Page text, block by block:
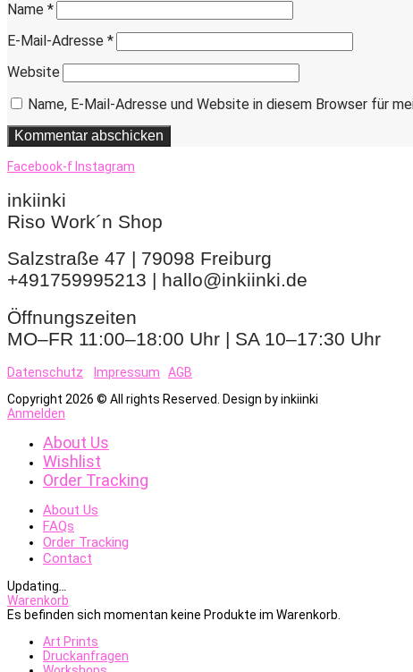
Name *
E-Mail-Adresse *
Website
Name, E-Mail-Adresse und Website in diesem Browser für
Facebook-f Instagram
inkiinki
Riso Work´n Shop
Salzstraße 47 | 79098 Freiburg
+491759995213 | hallo@inkiinki.de
Öffnungszeiten
MO–FR 11:00–18:00 Uhr | SA 10–17:30 Uhr
Datenschutz Impressum
AGB
Copyright 2026 © All rights Reserved. Design by inkiinki
Anmelden
About Us
Wishlist
Order Tracking
About Us
FAQs
Order Tracking
Contact
Updating
Warenkorb
Es befinden sich momentan keine Produkte im Warenkorb.
Art Prints
Druckanfragen